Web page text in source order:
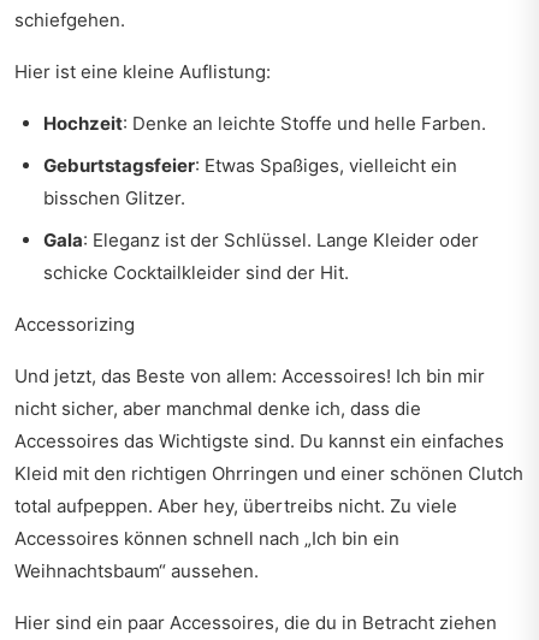
schiefgehen.
Hier ist eine kleine Auflistung:
Hochzeit: Denke an leichte Stoffe und helle Farben.
Geburtstagsfeier: Etwas Spaßiges, vielleicht ein
bisschen Glitzer.
Gala: Eleganz ist der Schlüssel. Lange Kleider oder
schicke Cocktailkleider sind der Hit.
Accessorizing
Und jetzt, das Beste von allem: Accessoires! Ich bin mir
nicht sicher, aber manchmal denke ich, dass die
Accessoires das Wichtigste sind. Du kannst ein einfaches
Kleid mit den richtigen Ohrringen und einer schönen Clutch
total aufpeppen. Aber hey, übertreibs nicht. Zu viele
Accessoires können schnell nach „Ich bin ein
Weihnachtsbaum“ aussehen.
Hier sind ein paar Accessoires, die du in Betracht ziehen